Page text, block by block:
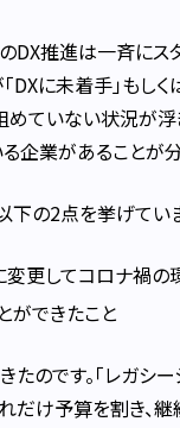
DX推進は一斉にス
DXに未着手」もし
ていない状況が浮
企業があることが分
下の2点を挙げてい
更してコロナ禍の
ができたこと
のです。「レガシ
だけ予算を割き、